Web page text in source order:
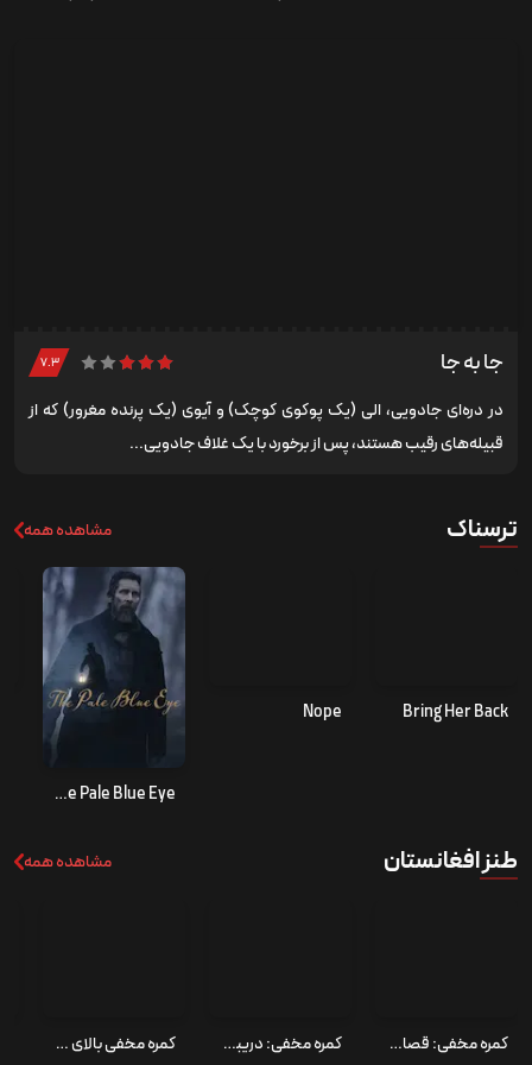
جا به جا ۷.۳
در دره‌ای جادویی، الی (یک پوکوی کوچک) و آیوی (یک پرنده مغرور) که از
قبیله‌های رقیب هستند، پس از برخورد با یک غلاف جادویی...
ترسناک مشاهده همه
Bring Her Back
Nope
The Pale Blue Eye
طنز افغانستان مشاهده همه
کمره مخفی: قصاب نوکیسه کمره مخفی: دریبل تلیفونی بالای سید احد سروش کمره مخفی بالای بهنام حبیبی بازیکن فوتبال ایران